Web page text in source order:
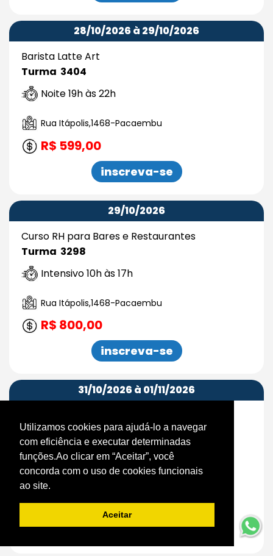
Utilizamos cookies para ajudá-lo a navegar
com eficiência e executar determinadas
funções.Ao clicar em “Aceitar”, você
concorda com o uso de cookies funcionais
ao site.
Aceitar
28/10/2026 à 29/10/2026
Barista Latte Art
Turma 3404
Noite 19h às 22h
Rua Itápolis,1468-Pacaembu
R$ 599,00
inscreva-se
29/10/2026
Curso RH para Bares e Restaurantes
Turma 3298
Intensivo 10h às 17h
Rua Itápolis,1468-Pacaembu
R$ 800,00
inscreva-se
31/10/2026 à 01/11/2026
Turma 3401
Intensivo 10h às 17h
Rua Itápolis,1468-Pacaembu
R$ 799,00
inscreva-se